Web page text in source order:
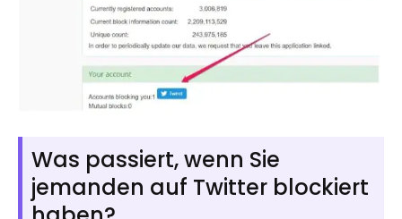
Was passiert, wenn Sie
jemanden auf Twitter blockiert